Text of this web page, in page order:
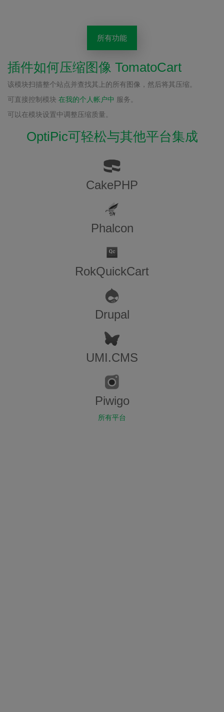
所有功能
插件如何压缩图像 TomatoCart
该模块扫描整个站点并查找其上的所有图像，然后将其压缩。
可直接控制模块 在我的个人帐户中 服务。
可以在模块设置中调整压缩质量。
OptiPic可轻松与其他平台集成
CakePHP
Phalcon
RokQuickCart
Drupal
UMI.CMS
Piwigo
所有平台